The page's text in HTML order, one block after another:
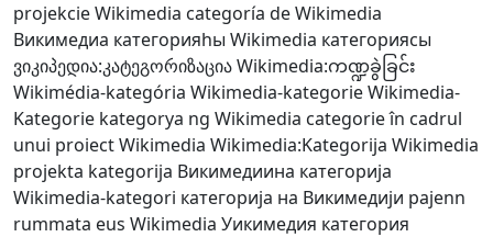
projekcie Wikimedia categoría de Wikimedia
Викимедиа категорияһы Wikimedia категориясы
ვიკიპედია:კატეგორიზაციაWikimedia:ကဏ္ဍခွဲခြင်း
Wikimédia-kategória Wikimedia-kategorieWikimedia-
Kategorie kategorya ng Wikimedia categorie în cadrul
unui proiect Wikimedia Wikimedia:Kategorija Wikimedia
projekta kategorija Викимедиина категорија
Wikimedia-kategori категорија на Викимедији pajenn
rummata eus Wikimedia Уикимедия категория